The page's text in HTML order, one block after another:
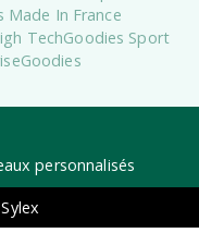
Made In France
TechGoodies Sport
Goodies
personnalisés